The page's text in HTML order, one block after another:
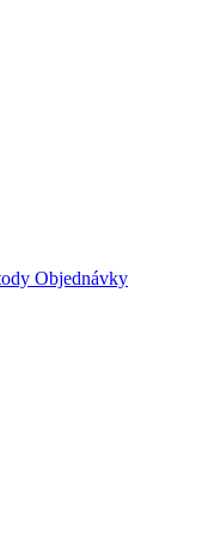
Objednávky